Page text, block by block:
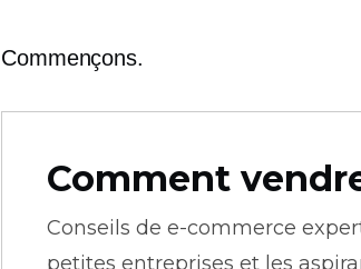
Commençons.
Comment
Conseils de e-commerce
petites entreprises et les